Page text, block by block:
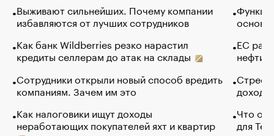
Выживают сильнейших. Почему компании
избавляются от лучших сотрудников
Как банк Wildberries резко нарастил
кредиты селлерам до атак на склады
Сотрудники открыли новый способ вредить
компаниям. Зачем им это
Как налоговики ищут доходы
неработающих покупателей яхт и квартир
основ
ЕС
нефти
Что
для